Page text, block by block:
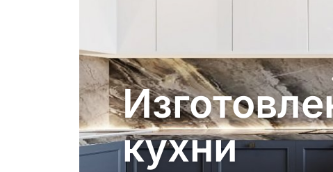
кухни